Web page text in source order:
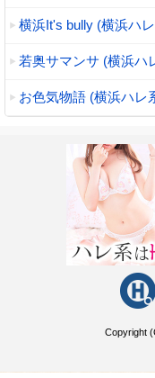
横浜It's bully (横浜ハ
若奥サマンサ (横浜ハ
お色気物語 (横浜ハレ
Copyright